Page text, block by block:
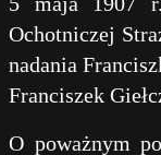
Ochotniczej
nadania
Franciszek
O poważnym